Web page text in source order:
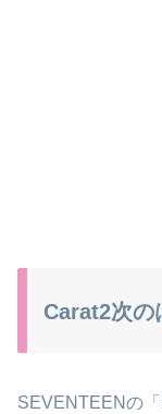
Carat2次の
SEVENTEENの